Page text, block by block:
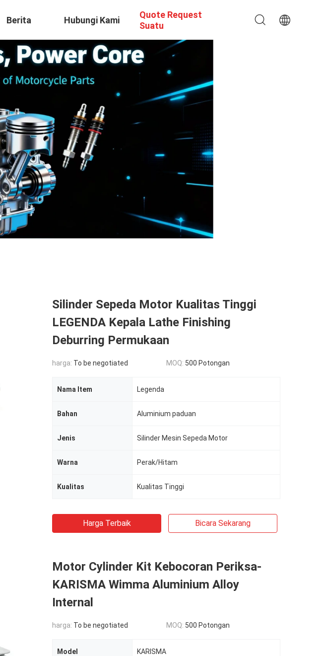
Berita Hubungi Kami
Quote Request
Suatu
Silinder Sepeda Motor Kualitas Tinggi
LEGENDA Kepala Lathe Finishing
Deburring Permukaan
harga: To be negotiated MOQ: 500 Potongan
Nama Item Legenda
Bahan Aluminium paduan
Jenis Silinder Mesin Sepeda Motor
Warna Perak/Hitam
Kualitas Kualitas Tinggi
Harga Terbaik Bicara Sekarang
Motor Cylinder Kit Kebocoran Periksa-
KARISMA Wimma Aluminium Alloy
Internal
harga: To be negotiated MOQ: 500 Potongan
Model KARISMA